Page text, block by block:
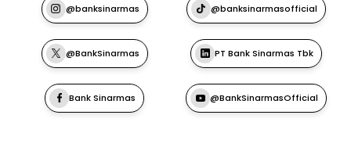
@banksinarmas @banksinarmasofficial
@BankSinarmas PT Bank Sinarmas Tbk
Bank Sinarmas @BankSinarmasOfficial